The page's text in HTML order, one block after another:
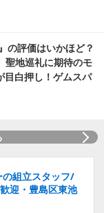
の評価はいかほど？
聖地巡礼に期待のモ
目白押し！ゲムスパ
の組立スタッフ/
迎・豊島区東池